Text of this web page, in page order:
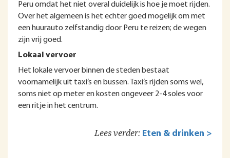
Peru omdat het niet overal duidelijk is hoe je moet rijden.
Over het algemeen is het echter goed mogelijk om met
een huurauto zelfstandig door Peru te reizen; de wegen
zijn vrij goed.
Lokaal vervoer
Het lokale vervoer binnen de steden bestaat
voornamelijk uit taxi’s en bussen. Taxi’s rijden soms wel,
soms niet op meter en kosten ongeveer 2-4 soles voor
een ritje in het centrum.
Lees verder: Eten & drinken >